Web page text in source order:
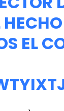
HECHO
EL